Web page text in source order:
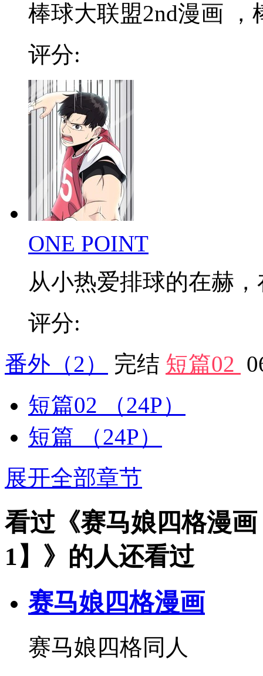
棒球大联盟2nd漫画 ，
评分:
ONE POINT
从小热爱排球的在赫，
评分:
番外 （2） 完结 短篇02
短篇02
（24P）
短篇
（24P）
展开全部章节
看过《赛马娘四格漫
1】》的人还看过
赛马娘四格漫画
赛马娘四格同人